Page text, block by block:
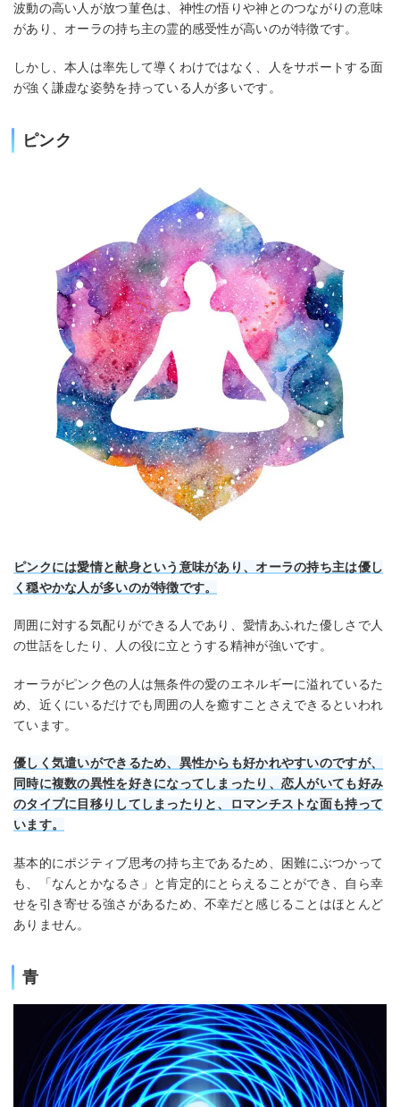
波動の高い人が放つ菫色は、神性の悟りや神とのつながりの意味
があり、オーラの持ち主の霊的感受性が高いのが特徴です。
しかし、本人は率先して導くわけではなく、人をサポートする面
が強く謙虚な姿勢を持っている人が多いです。
ピンク
ピンクには愛情と献身という意味があり、オーラの持ち主は優し
く穏やかな人が多いのが特徴です。
周囲に対する気配りができる人であり、愛情あふれた優しさで人
の世話をしたり、人の役に立とうする精神が強いです。
オーラがピンク色の人は無条件の愛のエネルギーに溢れているた
め、近くにいるだけでも周囲の人を癒すことさえできるといわれ
ています。
優しく気遣いができるため、異性からも好かれやすいのですが、
同時に複数の異性を好きになってしまったり、恋人がいても好み
のタイプに目移りしてしまったりと、ロマンチストな面も持って
います。
基本的にポジティブ思考の持ち主であるため、困難にぶつかって
も、「なんとかなるさ」と肯定的にとらえることができ、自ら幸
せを引き寄せる強さがあるため、不幸だと感じることはほとんど
ありません。
青